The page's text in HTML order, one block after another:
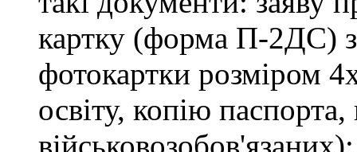
картку (форма П-2ДС) з
фотокартки розміром
освіту, копію